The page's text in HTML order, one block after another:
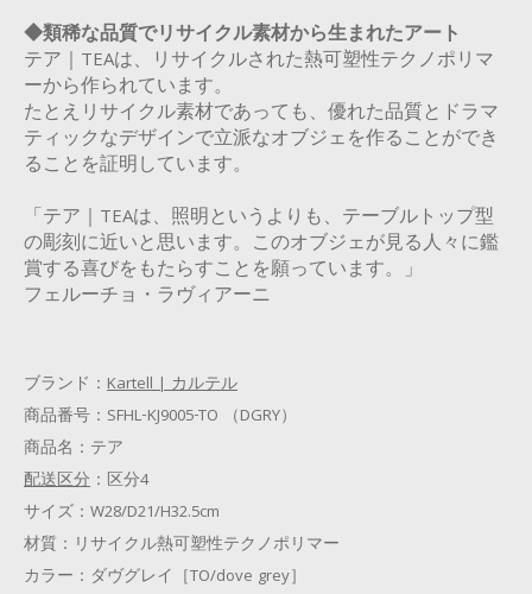
◆類稀な品質でリサイクル素材から生まれたアート
テア｜TEAは、リサイクルされた熱可塑性テクノポリマ
ーから作られています。
たとえリサイクル素材であっても、優れた品質とドラマ
ティックなデザインで立派なオブジェを作ることができ
ることを証明しています。
「テア｜TEAは、照明というよりも、テーブルトップ型
の彫刻に近いと思います。このオブジェが見る人々に鑑
賞する喜びをもたらすことを願っています。」
フェルーチョ・ラヴィアーニ
ブランド： Kartell | カルテル
商品番号： SFHL-KJ9005-TO （DGRY）
商品名： テア
配送区分 ： 区分4
サイズ： W28/D21/H32.5cm
材質： リサイクル熱可塑性テクノポリマー
カラー： ダヴグレイ［TO/dove grey］